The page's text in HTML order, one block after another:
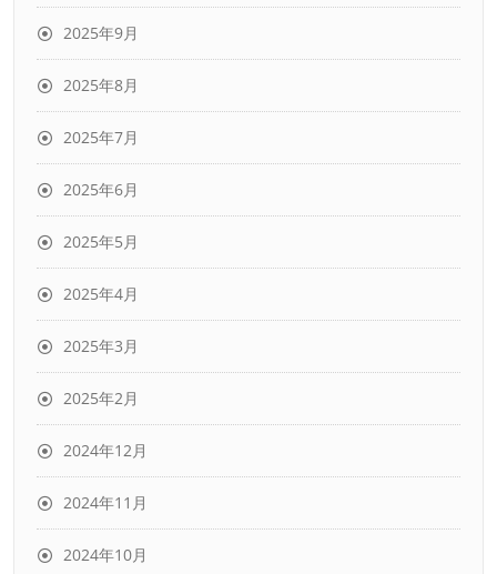
2025年9月
2025年8月
2025年7月
2025年6月
2025年5月
2025年4月
2025年3月
2025年2月
2024年12月
2024年11月
2024年10月